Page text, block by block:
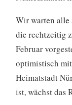
Wir warten alle
die rechtzeitig
Februar
optimistisch
Heimatstadt
ist, wächst das